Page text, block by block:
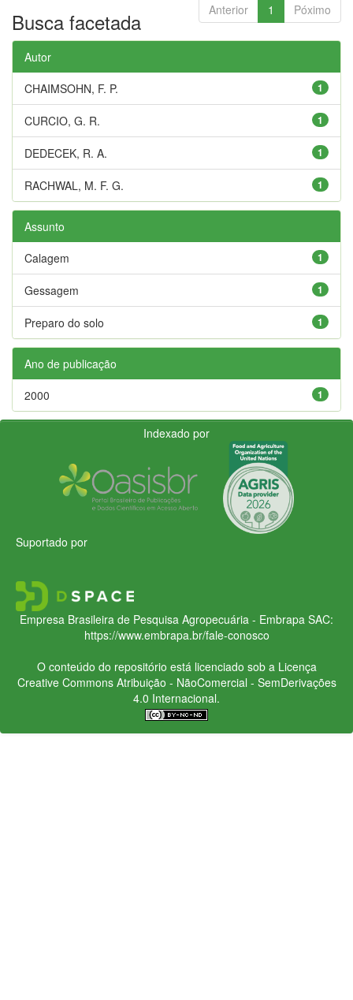
Anterior 1 Póximo
Busca facetada
Autor
1
CHAIMSOHN, F. P.
1
CURCIO, G. R.
1
DEDECEK, R. A.
1
RACHWAL, M. F. G.
Assunto
1
Calagem
1
Gessagem
1
Preparo do solo
Ano de publicação
1
2000
Indexado por
Suportado por
Empresa Brasileira de Pesquisa Agropecuária - Embrapa SAC:
https://www.embrapa.br/fale-conosco
O conteúdo do repositório está licenciado sob a Licença
Creative CommonsAtribuição - NãoComercial - SemDerivações
4.0 Internacional.